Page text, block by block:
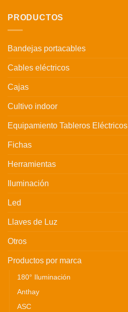
PRODUCTOS
Bandejas portacables
Cables eléctricos
Cajas
Cultivo indoor
Equipamiento Tableros Eléctricos
Fichas
Herramientas
Iluminación
Led
Llaves de Luz
Otros
Productos por marca
180° Iluminación
Anthay
ASC